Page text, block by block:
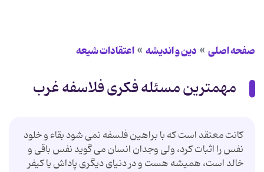
صفحه اصلی دین و اندیشه اعتقادات شیعه
مهمترین مسئله فکری فلاسفه غرب
کانت معتقد است که با براهین فلسفه نمى شود بقاء و خلود
نفس را اثبات کرد، ولى وجدان انسان مى گوید نفس باقى و
خالد است، همیشه هست و در دنیاى دیگرى پاداش یا کیفر